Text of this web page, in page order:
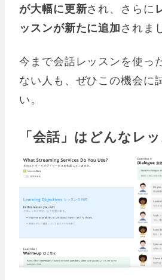
が大幅に更新され、さらに
ッスンが新たに追加されま
今まで会話レッスンを使っ
ない人も、ぜひこの機会に
い。
「会話」はどんなレ